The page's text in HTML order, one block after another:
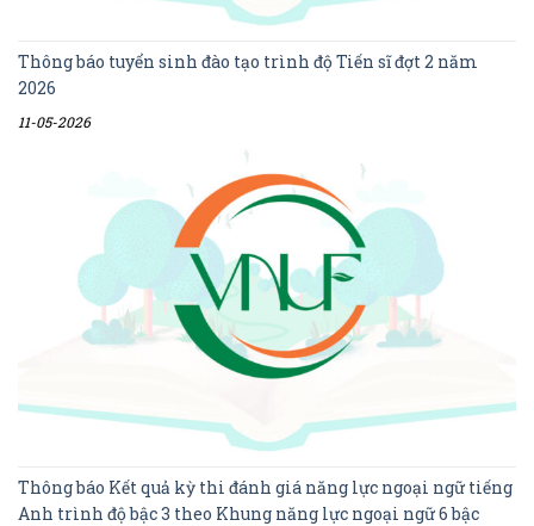
Thông báo tuyển sinh đào tạo trình độ Tiến sĩ đợt 2 năm
2026
11-05-2026
Thông báo Kết quả kỳ thi đánh giá năng lực ngoại ngữ tiếng
Anh trình độ bậc 3 theo Khung năng lực ngoại ngữ 6 bậc